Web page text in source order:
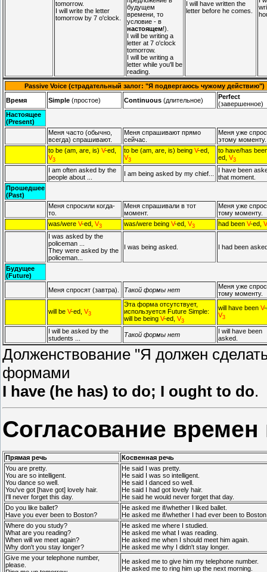
tomorrow.
I will write the letter
tomorrow by 7 o'clock.
будущем
времени, то
условие - в
настоящем!).
I will be writing a
letter at 7 o'clock
tomorrow.
I will be writing a
letter while you'll be
reading.
I will have written the
letter before he comes.
Passive Voice (страдательный залог: "Я подвергаюсь чужому действию")
Время
Simple (простое) Continuous (длительное)
Perfect
(завершенное)
Настоящее
(Present)
Меня часто (обычно,
всегда) спрашивают.
Меня спрашивают прямо
сейчас.
Меня уже
этому моменту.
to be (am, are, is) V-ed,
V3
to be (am, are, is) being V-ed,
V3
to have/has
ed, V3
I am often asked by the
people about ...
I am being asked by my chief...
I have been
that moment.
Прошедшее
(Past)
Меня спросили когда-
то.
Меня спрашивали в тот
момент.
Меня уже
тому моменту.
was/were V-ed, V3 was/were being V-ed, V3 had been V-ed, V
I was asked by the
policeman ...
They were asked by the
policeman...
I was being asked. I had been
Будущее
(Future)
Меня спросят (завтра).
Такой формы нет
Меня уже
тому моменту.
will be V-ed, V3
Эта форма отсутствует,
используется Future Simple:
will be being V-ed, V3
will have been V
V3
I will be asked by the
students ...
Такой формы нет
I will have been
asked.
Долженствование "Я должен
формами
I have (he has) to do; I ought to do.
Согласование времен
Прямая речь
Косвенная речь
You are pretty.
You are so intelligent.
You dance so well.
You've got [have got] lovely hair.
I'll never forget this day.
He said I was pretty.
He said I was so intelligent.
He said I danced so well.
He said I had got lovely hair.
He said he would never forget that day.
Do you like ballet?
Have you ever been to Boston?
He asked me if/whether I liked ballet.
He asked me if/whether I had ever been to
Where do you study?
What are you reading?
When will we meet again?
Why don't you stay longer?
He asked me where I studied.
He asked me what I was reading.
He asked me when I should meet him again.
He asked me why I didn't stay longer.
Give me your telephone number,
please.
He asked me to give him my telephone number.
He asked me to ring him up the next morning.